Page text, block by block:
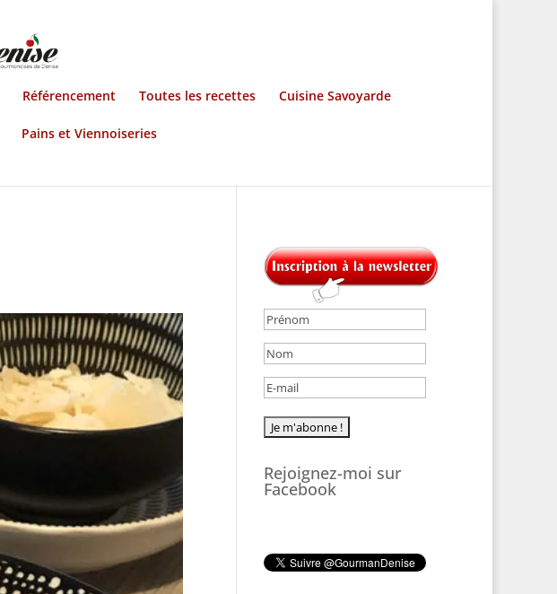
Référencement Toutes les recettes Cuisine Savoyarde
Pains et Viennoiseries
Rejoignez-moi sur
Facebook